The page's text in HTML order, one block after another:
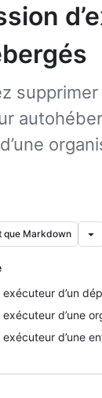
que Markdown
exécuteur d’un
exécuteur d’une
exécuteur d’une